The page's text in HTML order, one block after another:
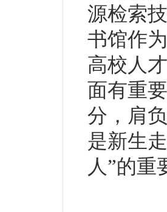
源检索
书馆作
高校人
面有重
分，肩
是新生
人”的重